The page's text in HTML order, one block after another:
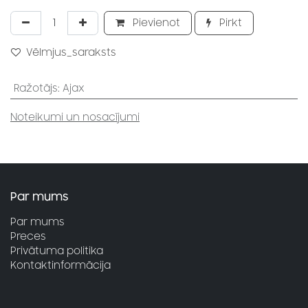
Pievienot Pirkt
Vēlmjus_saraksts
Ražotājs: Ajax
Noteikumi un nosacījumi
Par mums
Par mums
Preces
Privātuma politika
Kontaktinformācija